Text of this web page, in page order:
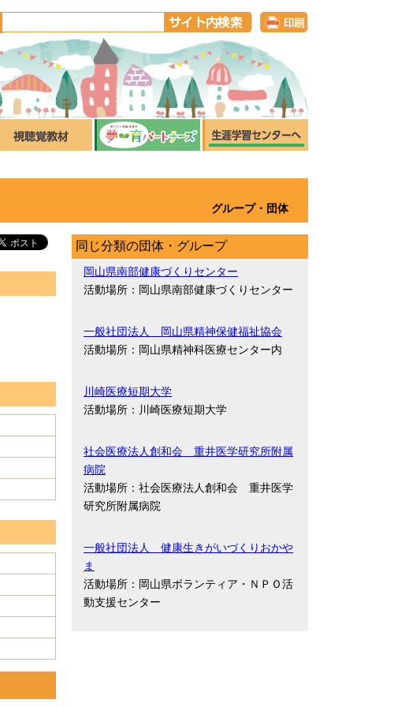
グループ・団体
同じ分類の団体・グループ
岡山県南部健康づくりセンター
活動場所：岡山県南部健康づくりセンター
一般社団法人 岡山県精神保健福祉協会
活動場所：岡山県精神科医療センター内
川崎医療短期大学
活動場所：川崎医療短期大学
社会医療法人創和会 重井医学研究所附属
病院
活動場所：社会医療法人創和会 重井医学
研究所附属病院
一般社団法人 健康生きがいづくりおかや
ま
活動場所：岡山県ボランティア・ＮＰＯ活
動支援センター